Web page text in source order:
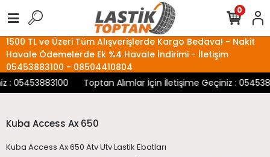
1500 TL ve Üzeri Tüm Alışverişlerde Kargo Bedava! - Nakit
Havale Ödemelerde Ek %4 Havale İndirimi - İletişim
05453883100 - 08504410804
Toptan Alımlar İçin İletişime Geçiniz :
0
Kuba Access Ax 650
Kuba Access Ax 650 Atv Utv Lastik Ebatları